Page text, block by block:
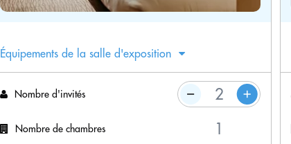
Équipements de la salle d'exposition
Nombre d'invités
Nombre de chambres